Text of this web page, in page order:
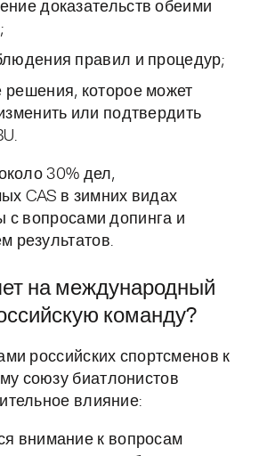
доказательств обеими
правил и процедур;
решения, которое может
или подтвердить
30% дел,
CAS в зимних видах
с вопросами допинга и
результатов.
на международный
команду?
российских спортсменов к
союзу биатлонистов
влияние:
внимание к вопросам